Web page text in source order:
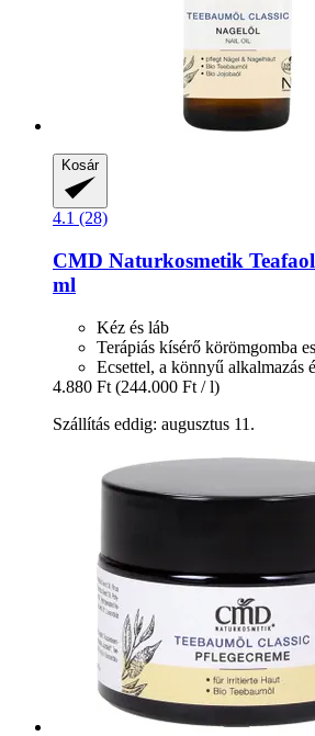
Kosár
4.1 (28)
CMD Naturkosmetik
ml
Kéz és láb
Terápiás kísérő körömgomba
Ecsettel, a könnyű alkalmazás
4.880 Ft (244.000 Ft / l)
Szállítás eddig: augusztus 11.